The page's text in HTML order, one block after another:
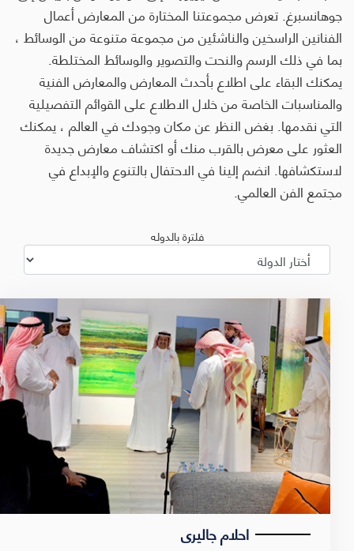
جوهانسبرغ. تعرض مجموعتنا المختارة من المعارض أعمال
الفنانين الراسخين والناشئين من مجموعة متنوعة من الوسائط ،
بما في ذلك الرسم والنحت والتصوير والوسائط المختلطة.
يمكنك البقاء على اطلاع بأحدث المعارض والمعارض الفنية
والمناسبات الخاصة من خلال الاطلاع على القوائم التفصيلية
التي نقدمها. بغض النظر عن مكان وجودك في العالم ، يمكنك
العثور على معرض بالقرب منك أو اكتشاف معارض جديدة
لاستكشافها. انضم إلينا في الاحتفال بالتنوع والإبداع في
مجتمع الفن العالمي.
فلترة بالدوله
احلام جاليرى